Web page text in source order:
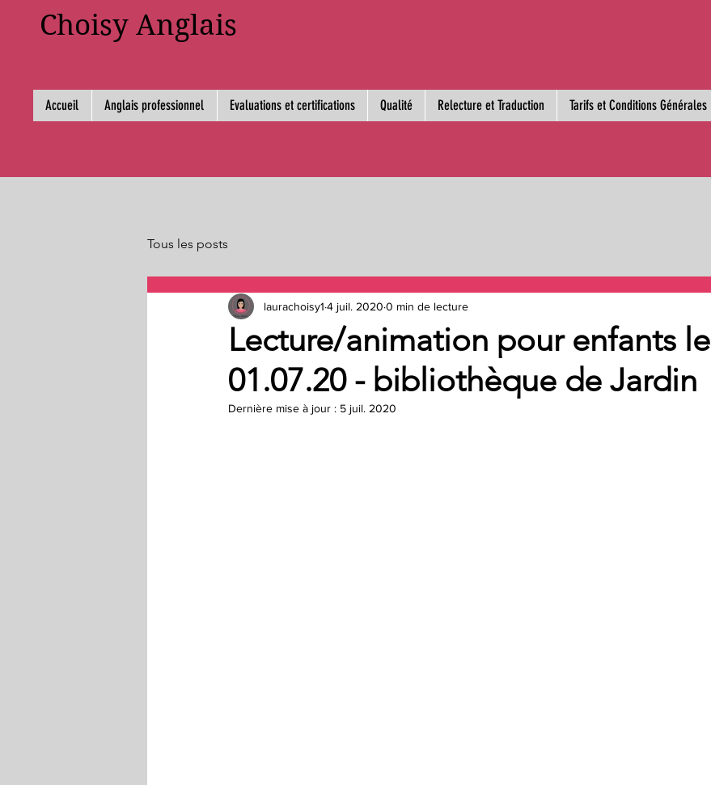
Choisy Anglais
Accueil Anglais professionnel Evaluations et certifications Qualité Relecture et Traduction Tarifs et Conditions Générales
Tous les posts
Lecture/animation pour enfants le
01.07.20 - bibliothèque de Jardin
laurachoisy1 4 juil. 2020 0 min de lecture
Dernière mise à jour : 5 juil. 2020